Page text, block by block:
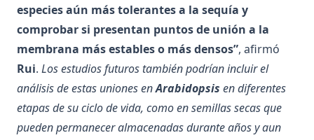
especies aún más tolerantes a la sequía y
comprobar si presentan puntos de unión a la
membrana más estables o más densos”, afirmó
Rui. Los estudios futuros también podrían incluir el
análisis de estas uniones enArabidopsis en diferentes
etapas de su ciclo de vida, como en semillas secas que
pueden permanecer almacenadas durante años y aun